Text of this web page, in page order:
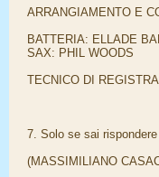
ARRANGIAMENTO E
BATTERIA: ELLADE
SAX: PHIL WOODS
TECNICO DI
7. Solo se sai rispondere
(MASSIMILIANO